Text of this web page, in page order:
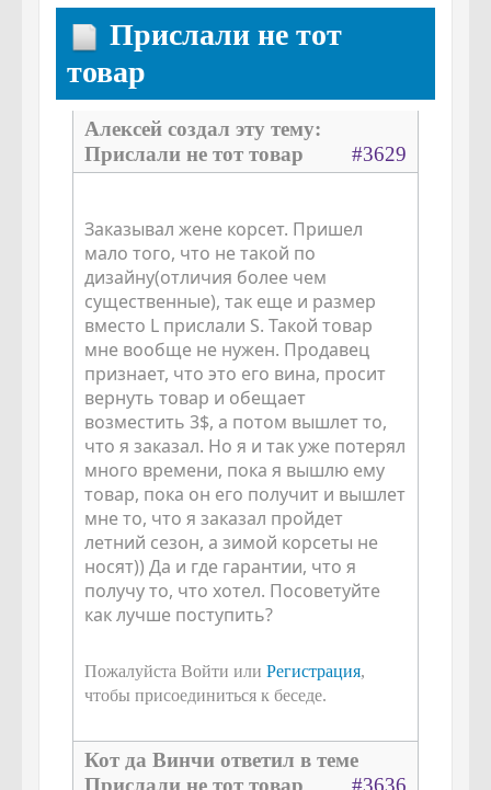
Прислали не тот
товар
Алексей создал эту тему:
Прислали не тот товар
#3629
Заказывал жене корсет. Пришел
мало того, что не такой по
дизайну(отличия более чем
существенные), так еще и размер
вместо L прислали S. Такой товар
мне вообще не нужен. Продавец
признает, что это его вина, просит
вернуть товар и обещает
возместить 3$, а потом вышлет то,
что я заказал. Но я и так уже потерял
много времени, пока я вышлю ему
товар, пока он его получит и вышлет
мне то, что я заказал пройдет
летний сезон, а зимой корсеты не
носят)) Да и где гарантии, что я
получу то, что хотел. Посоветуйте
как лучше поступить?
Пожалуйста Войти или Регистрация,
чтобы присоединиться к беседе.
Кот да Винчи ответил в теме
Прислали не тот товар
#3636